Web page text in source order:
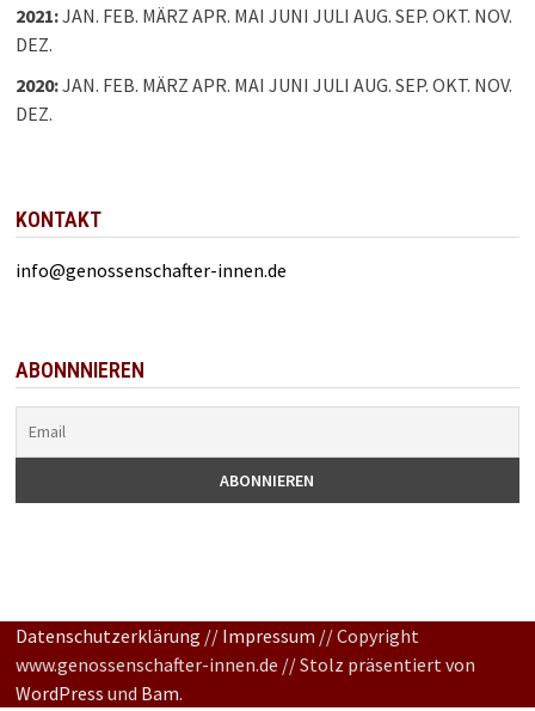
2021:JAN. FEB. MÄRZ APR. MAI JUNI JULI AUG. SEP. OKT. NOV.
DEZ.
2020:JAN. FEB. MÄRZ APR. MAI JUNI JULI AUG. SEP. OKT. NOV.
DEZ.
KONTAKT
info@genossenschafter-innen.de
ABONNNIEREN
Datenschutzerklärung // Impressum // Copyright
www.genossenschafter-innen.de // Stolz präsentiert von
WordPress und Bam.